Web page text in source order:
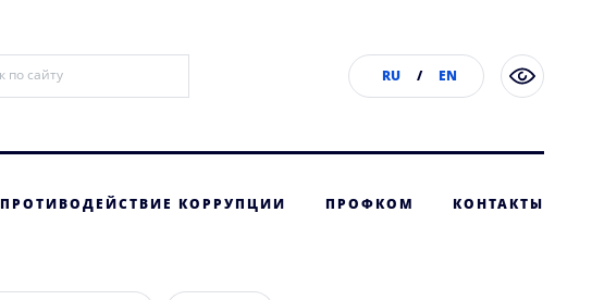
RU / EN
ПРОТИВОДЕЙСТВИЕ КОРРУПЦИИ ПРОФКОМ КОНТАКТЫ